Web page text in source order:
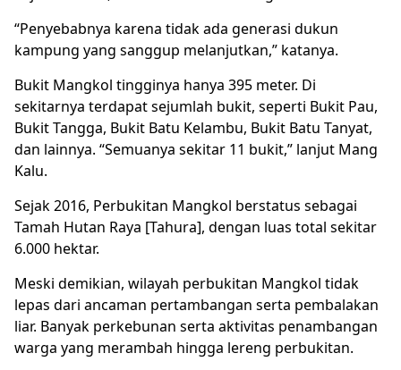
“Penyebabnya karena tidak ada generasi dukun
kampung yang sanggup melanjutkan,” katanya.
Bukit Mangkol tingginya hanya 395 meter. Di
sekitarnya terdapat sejumlah bukit, seperti Bukit Pau,
Bukit Tangga, Bukit Batu Kelambu, Bukit Batu Tanyat,
dan lainnya. “Semuanya sekitar 11 bukit,” lanjut Mang
Kalu.
Sejak 2016, Perbukitan Mangkol berstatus sebagai
Tamah Hutan Raya [Tahura], dengan luas total sekitar
6.000 hektar.
Meski demikian, wilayah perbukitan Mangkol tidak
lepas dari ancaman pertambangan serta pembalakan
liar. Banyak perkebunan serta aktivitas penambangan
warga yang merambah hingga lereng perbukitan.